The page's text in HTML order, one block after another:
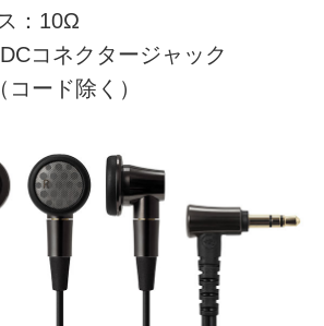
：10Ω
コネクタージャック
ード除く）